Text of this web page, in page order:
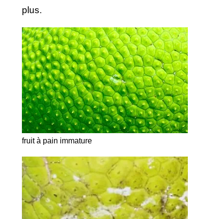
plus.
fruit à pain immature